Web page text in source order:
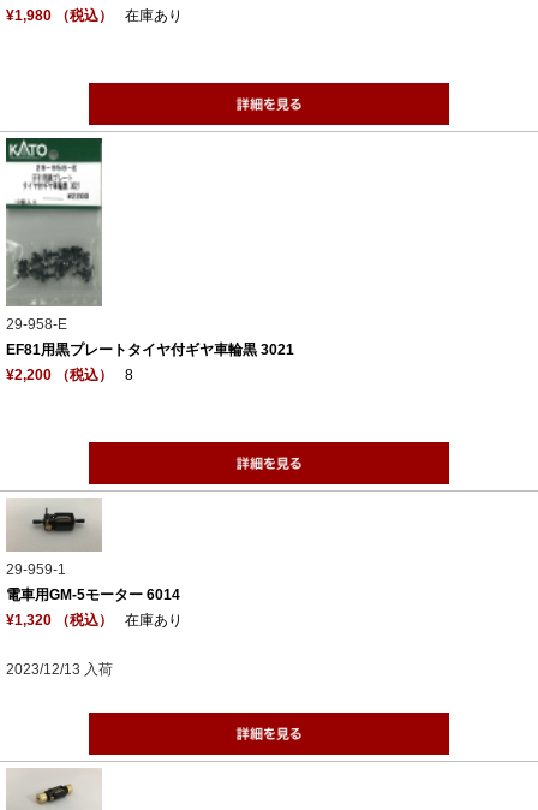
¥1,980 （税込）
在庫あり
29-958-E
EF81用黒プレートタイヤ付ギヤ車輪黒 3021
¥2,200 （税込）
8
29-959-1
電車用GM-5モーター 6014
¥1,320 （税込）
在庫あり
2023/12/13 入荷